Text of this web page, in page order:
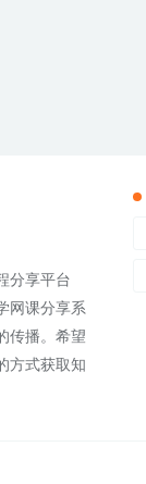
分享平台
网课分享系
传播。希望
方式获取知